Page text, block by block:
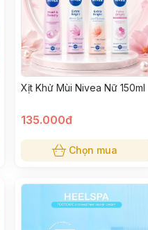
Xịt Khử Mùi Nivea Nữ 150ml
135.000đ
Chọn mua